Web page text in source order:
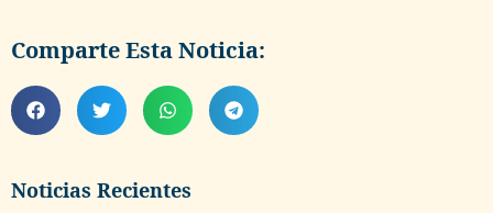
Noticias Recientes
Comparte Esta Noticia: